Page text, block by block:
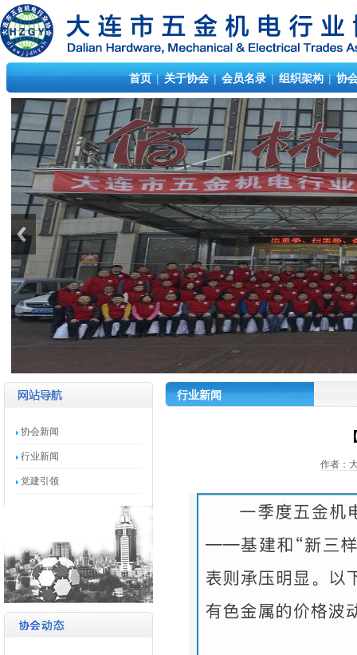
首页 | 关于协会 | 会员名录 | 组织架构 | 协
协会新闻
行业新闻
党建引领
行业新闻
作者：